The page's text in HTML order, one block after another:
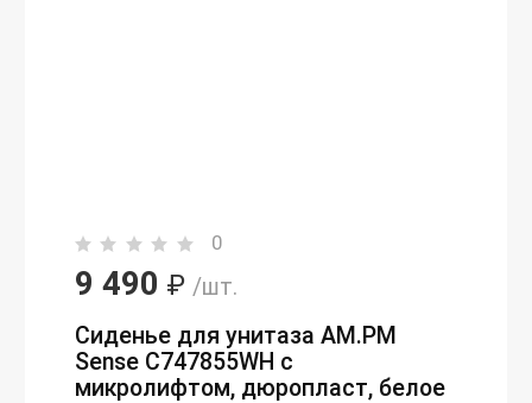
0
9 490 ₽ /шт.
Сиденье для унитаза AM.PM
Sense C747855WH с
микролифтом, дюропласт, белое